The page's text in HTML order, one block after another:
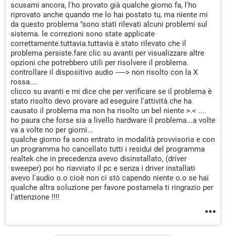
scusami ancora, l'ho provato già qualche giorno fa, l'ho
riprovato anche quando me lo hai postato tu, ma niente mi
da questo problema "sono statì rilevati alcuni problemi sul
sistema. le correzioni sono state applicate
correttamente.tuttavia.tuttavia è stato rilevato che il
problema persiste.fare clic su avanti per visualizzare altre
opzioni che potrebbero utili per risolvere il problema.
controllare il dispositivo audio -----> non risolto con la X
rossa....
clicco su avanti e mi dice che per verificare se il problema è
stato risolto devo provare ad eseguire l'attività che ha
causato il problema ma non ha risolto un bel niente >.< ....
ho paura che forse sia a livello hardware il problema...a volte
va a volte no per giorni...
qualche giorno fa sono entrato in modalità provvisoria e con
un programma ho cancellato tutti i residui del programma
realtek che in precedenza avevo disinstallato, (driver
sweeper) poi ho riavviato il pc e senza i driver installati
avevo l'audio o.o cioè non ci stò capendo niente o.o se hai
qualche altra soluzione per favore postamela ti ringrazio per
l'attenzione !!!!